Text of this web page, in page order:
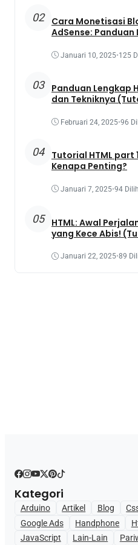
02
Cara Monetisasi
AdSense:
Januari 10, 2025•125
03
Panduan Lengkap
dan Tekniknya
Februari 24, 2025•96
04
Tutorial HTML part
Kenapa Penting?
Januari 7, 2025•94
05
HTML: Awal
yang Kece Abis!
Januari 22, 2025•89
Kategori
Arduino Artikel Blog
Google Ads
Handphone
JavaScript
Lain-Lain